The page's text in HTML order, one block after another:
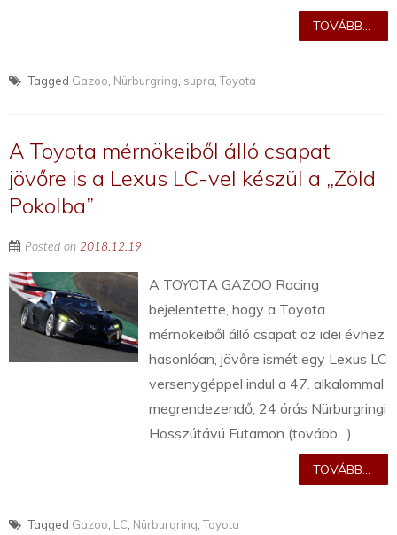
TOVÁBB...
Tagged Gazoo Nürburgring supra ,Toyota
A Toyota mérnökeiből álló csapat
jövőre is a Lexus LC-vel készül a „Zöld
Pokolba”
Posted on 2018.12.19
A TOYOTA GAZOO Racing
bejelentette, hogy a Toyota
mérnökeiből álló csapat az idei évhez
hasonlóan, jövőre ismét egy Lexus LC
versenygéppel indul a 47. alkalommal
megrendezendő, 24 órás Nürburgringi
Hosszútávú Futamon (tovább…)
TOVÁBB...
Tagged Gazoo LC Nürburgring ,Toyota